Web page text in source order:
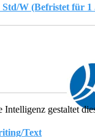
W (Befristet für 1
gestaltet
Text